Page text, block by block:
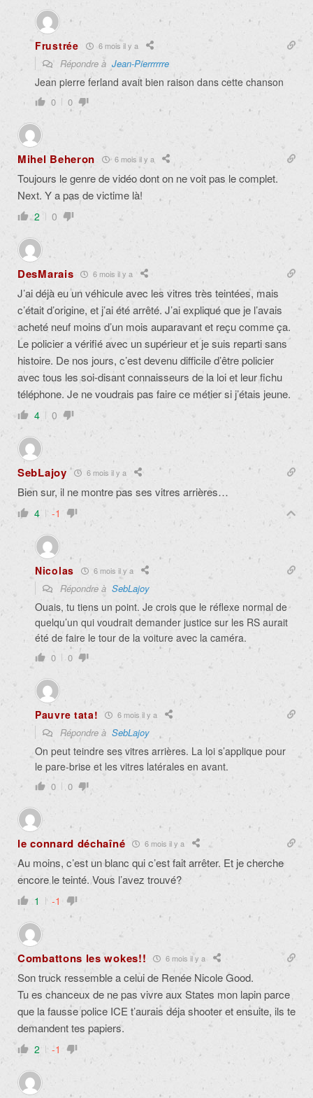
Frustrée 6 mois il y a
Répondre à Jean-Pierrrrrre
Jean pierre ferland avait bien raison dans cette chanson
0 0
Mihel Beheron 6 mois il y a
Toujours le genre de vidéo dont on ne voit pas le complet.
Next. Y a pas de victime là!
2 0
DesMarais 6 mois il y a
J’ai déjà eu un véhicule avec les vitres très teintées, mais
c’était d’origine, et j’ai été arrêté. J’ai expliqué que je l’avais
acheté neuf moins d’un mois auparavant et reçu comme ça.
Le policier a vérifié avec un supérieur et je suis reparti sans
histoire. De nos jours, c’est devenu difficile d’être policier
avec tous les soi-disant connaisseurs de la loi et leur fichu
téléphone. Je ne voudrais pas faire ce métier si j’étais jeune.
4 0
SebLajoy 6 mois il y a
Bien sur, il ne montre pas ses vitres arrières…
4 -1
Nicolas 6 mois il y a
Répondre à SebLajoy
Ouais, tu tiens un point. Je crois que le réflexe normal de
quelqu’un qui voudrait demander justice sur les RS aurait
été de faire le tour de la voiture avec la caméra.
0 0
Pauvre tata! 6 mois il y a
Répondre à SebLajoy
On peut teindre ses vitres arrières. La loi s’applique pour
le pare-brise et les vitres latérales en avant.
0 0
le connard déchaîné 6 mois il y a
Au moins, c’est un blanc qui c’est fait arrêter. Et je cherche
encore le teinté. Vous l’avez trouvé?
1 -1
Combattons les wokes!! 6 mois il y a
Son truck ressemble a celui de Renée Nicole Good.
Tu es chanceux de ne pas vivre aux States mon lapin parce
que la fausse police ICE t’aurais déja shooter et ensuite, ils te
demandent tes papiers.
2 -1